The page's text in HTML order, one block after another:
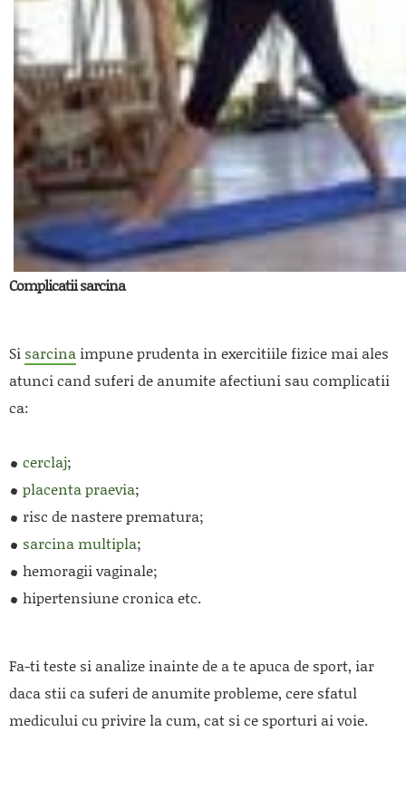
Complicatii sarcina
Si sarcina impune prudenta in exercitiile fizice mai ales
atunci cand suferi de anumite afectiuni sau complicatii
ca:
cerclaj;
placenta praevia;
risc de nastere prematura;
sarcina multipla;
hemoragii vaginale;
hipertensiune cronica etc.
Fa-ti teste si analize inainte de a te apuca de sport, iar
daca stii ca suferi de anumite probleme, cere sfatul
medicului cu privire la cum, cat si ce sporturi ai voie.